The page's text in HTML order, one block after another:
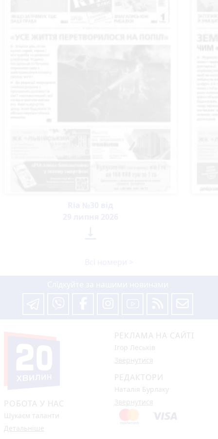
РОБОТА У НАС
Шукаєм таланти
Детальніше
РЕКЛАМА НА САЙТІ
Ігор Леськів
Звернутися
РЕДАКТОРИ
Наталія Бурлаку
Звернутися